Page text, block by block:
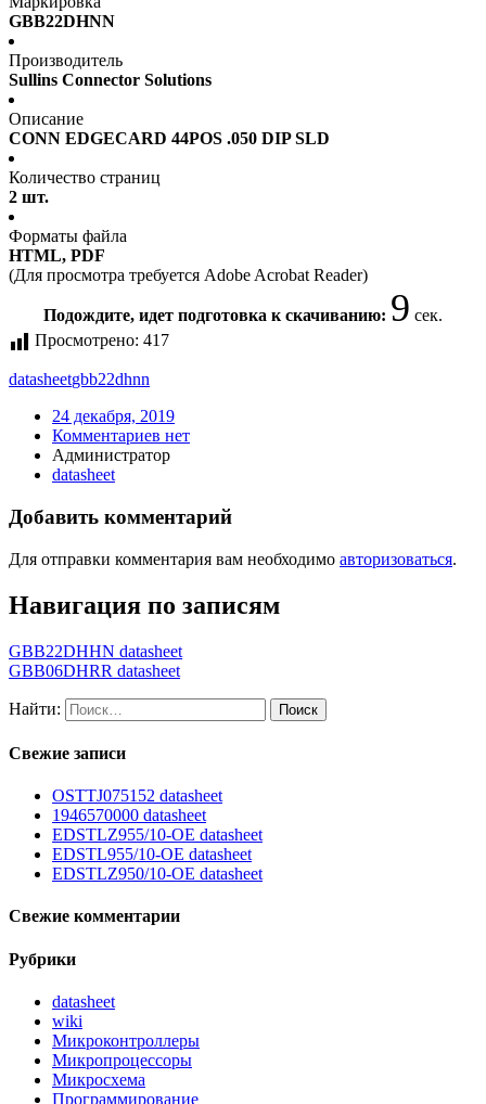
GBB22DHNN
Производитель
Sullins Connector Solutions
Описание
CONN EDGECARD 44POS .050 DIP SLD
Количество страниц
2 шт.
Форматы файла
HTML, PDF
(Для просмотра требуется Adobe Acrobat Reader)
Подождите, идет подготовка к скачиванию: 9 сек.
Просмотрено: 417
datasheetgbb22dhnn
24 декабря, 2019
Комментариев нет
Администратор
datasheet
Добавить комментарий
Для отправки комментария вам необходимо авторизоваться.
Навигация по записям
GBB22DHHN datasheet
GBB06DHRR datasheet
Найти:
Свежие записи
OSTTJ075152 datasheet
1946570000 datasheet
EDSTLZ955/10-OE datasheet
EDSTL955/10-OE datasheet
EDSTLZ950/10-OE datasheet
Свежие комментарии
Рубрики
datasheet
wiki
Микроконтроллеры
Микропроцессоры
Микросхема
Программирование